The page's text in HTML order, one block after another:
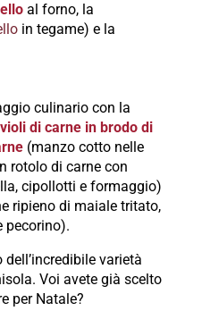
al forno, la
in tegame) e la
culinario con la
di carne in brodo di
(manzo cotto nelle
rotolo di carne con
cipollotti e formaggio)
ripieno di maiale tritato,
pecorino).
varietà
Voi avete già scelto
per Natale?